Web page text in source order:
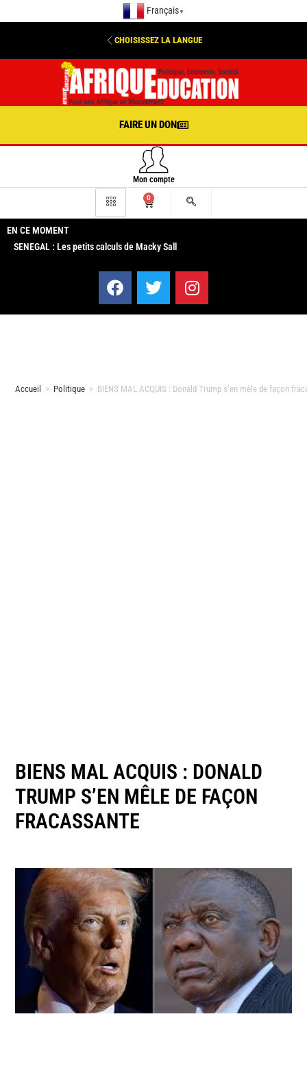
Français ▼
CHOISISSEZ LA LANGUE
FAIRE UN DON
Mon compte
0
EN CE MOMENT
SENEGAL : Les petits calculs de Macky Sall
Accueil > Politique > BIENS MAL ACQUIS : Donald Trump s’en mêle de façon
BIENS MAL ACQUIS : DONALD
TRUMP S’EN MÊLE DE FAÇON
FRACASSANTE